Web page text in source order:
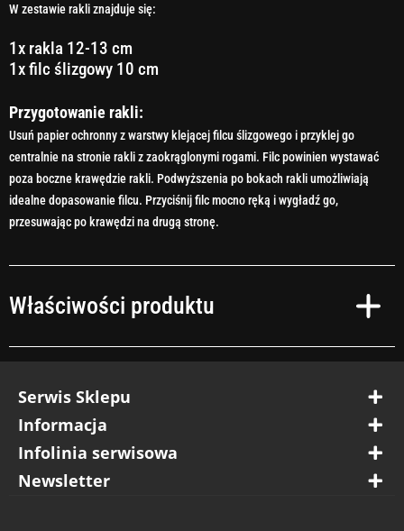
W zestawie rakli znajduje się:
1x rakla 12-13 cm
1x filc ślizgowy 10 cm
Przygotowanie rakli:
Usuń papier ochronny z warstwy klejącej filcu ślizgowego i przyklej go
centralnie na stronie rakli z zaokrąglonymi rogami. Filc powinien wystawać
poza boczne krawędzie rakli. Podwyższenia po bokach rakli umożliwiają
idealne dopasowanie filcu. Przyciśnij filc mocno ręką i wygładź go,
przesuwając po krawędzi na drugą stronę.
Właściwości produktu
Serwis Sklepu
Informacja
Infolinia serwisowa
Newsletter